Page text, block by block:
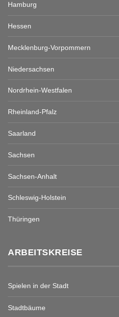
Hamburg
Hessen
Mecklenburg-Vorpommern
Niedersachsen
Nordrhein-Westfalen
Rheinland-Pfalz
Saarland
Sachsen
Sachsen-Anhalt
Schleswig-Holstein
Thüringen
ARBEITSKREISE
Spielen in der Stadt
Stadtbäume